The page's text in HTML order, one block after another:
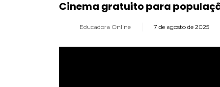
Cinema gratuito para
Educadora Online 7 de agosto de 2025